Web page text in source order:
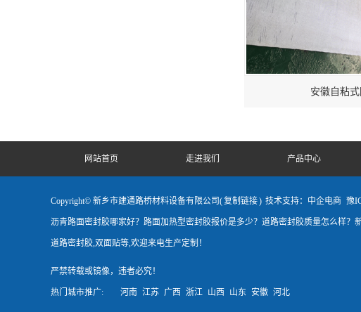
安徽自粘
网站首页 走进我们 产品中心
Copyright© 新乡市建通路桥材料设备有限公司(复制链接) 技术支持：中企电商 豫
沥青路面密封胶哪家好？路面加热型密封胶报价是多少？道路密封胶质量怎么样
道路密封胶,双面贴等,欢迎来电生产定制！
严禁转载或镜像，违者必究！
热门城市推广: 河南 江苏 广西 浙江 山西 山东 安徽 河北